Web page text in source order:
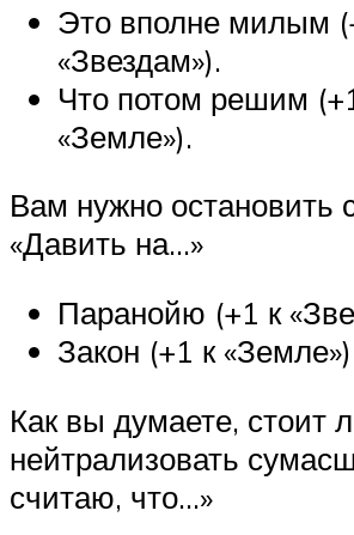
Это вполне милым
«Звездам»).
Что потом решим
«Земле»).
Вам нужно остановить
«Давить на…»
Паранойю (+1 к
Закон (+1 к
Как вы думаете, стоит
нейтрализовать
считаю, что…»